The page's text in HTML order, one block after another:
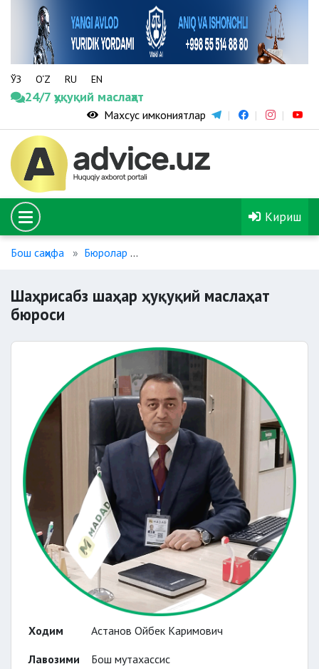
ЎЗ O‘Z RU EN
24/7 ҳуқуқий маслаҳат
Махсус имкониятлар
Кириш
Бош саҳифа Бюролар
Шаҳрисабз шаҳар ҳуқуқий маслаҳат
бюроси
Ходим
Астанов Ойбек Каримович
Лавозими
Бош мутахассис